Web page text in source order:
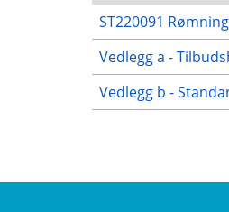
ST220091
Vedlegg a -
Vedlegg b -